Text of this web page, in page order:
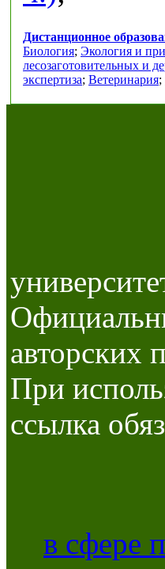
Дистанционное
Биология; Экология и
лесозаготовительных и
экспертиза; Ветеринария;
авторских
При
ссылка
в сфере